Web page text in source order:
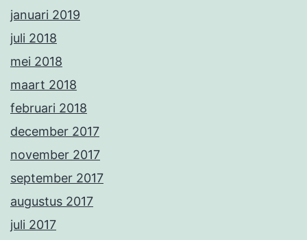
januari 2019
juli 2018
mei 2018
maart 2018
februari 2018
december 2017
november 2017
september 2017
augustus 2017
juli 2017